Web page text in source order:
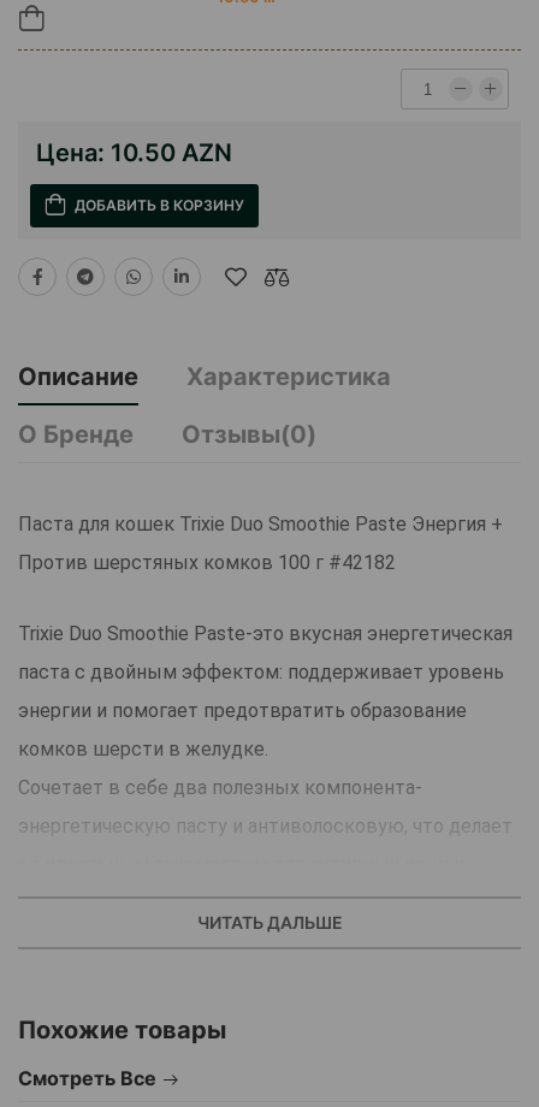
Цена: 10.50 AZN
ДОБАВИТЬ В КОРЗИНУ
Описание
Характеристика
О Бренде
Отзывы(0)
Паста для кошек Trixie Duo Smoothie Paste Энергия +
Против шерстяных комков 100 г #42182
Trixie Duo Smoothie Paste-это вкусная энергетическая
паста с двойным эффектом: поддерживает уровень
энергии и помогает предотвратить образование
комков шерсти в желудке.
Сочетает в себе два полезных компонента-
энергетическую пасту и антиволосковую, что делает
Обеспечивает кошку дополнительной энергией.
Поддерживает здоровье пищеварительной системы.
ЧИТАТЬ ДАЛЬШЕ
Похожие товары
Смотреть Все